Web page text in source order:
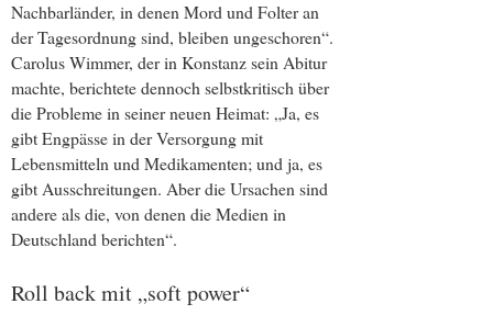
Nachbarländer, in denen Mord und Folter an
der Tagesordnung sind, bleiben ungeschoren“.
Carolus Wimmer, der in Konstanz sein Abitur
machte, berichtete dennoch selbstkritisch über
die Probleme in seiner neuen Heimat: „Ja, es
gibt Engpässe in der Versorgung mit
Lebensmitteln und Medikamenten; und ja, es
gibt Ausschreitungen. Aber die Ursachen sind
andere als die, von denen die Medien in
Deutschland berichten“.
Roll back mit „soft power“